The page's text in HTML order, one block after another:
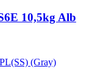
10,5kg Alb